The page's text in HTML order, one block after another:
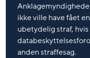
ikke ville have fået
ubetydelig straf,
anden straffesag.